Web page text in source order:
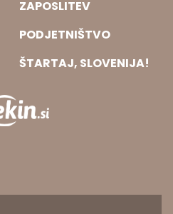
ZAPOSLITEV
PODJETNIŠTVO
ŠTARTAJ, SLOVENIJA!